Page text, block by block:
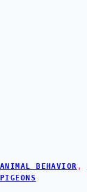
ANIMAL BEHAVIOR ,
PIGEONS